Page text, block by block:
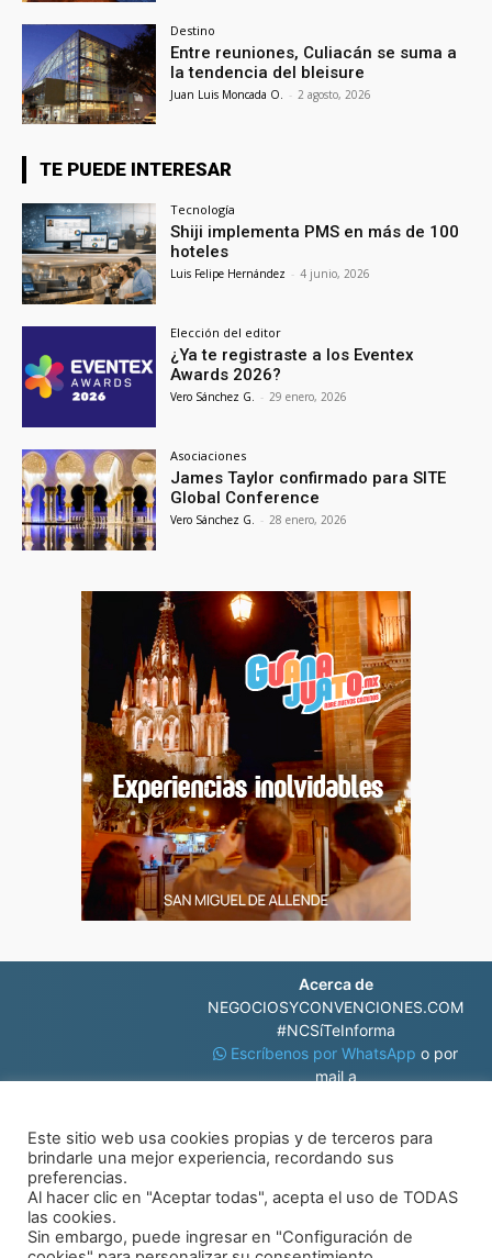
Destino
Entre reuniones, Culiacán se suma a
la tendencia del bleisure
Juan Luis Moncada O. - 2 agosto, 2026
TE PUEDE INTERESAR
Tecnología
Shiji implementa PMS en más de 100
hoteles
Luis Felipe Hernández - 4 junio, 2026
Elección del editor
¿Ya te registraste a los Eventex
Awards 2026?
Vero Sánchez G. - 29 enero, 2026
Asociaciones
James Taylor confirmado para SITE
Global Conference
Vero Sánchez G. - 28 enero, 2026
Acerca de
NEGOCIOSYCONVENCIONES.COM
#NCSíTeInforma
Escríbenos por WhatsAppo por
mail a
© Negocios y Convenciones
Este sitio web usa cookies propias y de terceros para
brindarle una mejor experiencia, recordando sus
preferencias.
Al hacer clic en "Aceptar todas", acepta el uso de TODAS
las cookies.
Sin embargo, puede ingresar en "Configuración de